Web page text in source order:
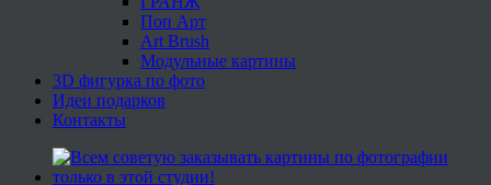
Поп Арт
Art Brush
Модульные картины
3D фигурка по фото
Идеи подарков
Контакты